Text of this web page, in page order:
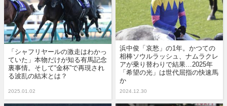
「シャフリヤールの激走はわかっ
ていた」本物だけが知る有馬記念
裏事情。そして“金杯”で再現され
る波乱の結末とは？
2025.01.02
浜中俊「哀愁」の1年。かつての
相棒ソウルラッシュ、ナムラクレ
アが乗り替わりで結果…2025年
「希望の光」は世代屈指の快速馬
か
2024.12.30